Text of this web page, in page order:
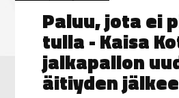
Paluu, jota ei
tulla - Kaisa
jalkapallon
äitiyden